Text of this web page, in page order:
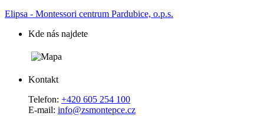
Elipsa - Montessori centrum Pardubice, o.p.s.
Kde nás najdete
Kontakt
Telefon: +420 605 254 100
E-mail: info@zsmontepce.cz